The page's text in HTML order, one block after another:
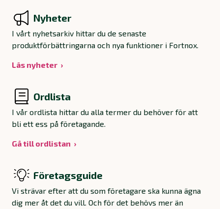
Nyheter
I vårt nyhetsarkiv hittar du de senaste
produktförbättringarna och nya funktioner i Fortnox.
Läs nyheter
Ordlista
I vår ordlista hittar du alla termer du behöver för att
bli ett ess på företagande.
Gå till ordlistan
Företagsguide
Vi strävar efter att du som företagare ska kunna ägna
dig mer åt det du vill. Och för det behövs mer än